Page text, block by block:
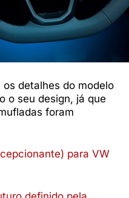
detalhes do modelo
o seu design, já que
foram
para VW